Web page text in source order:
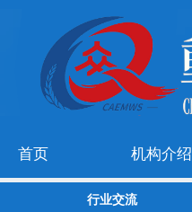
首页 机构介绍
行业交流